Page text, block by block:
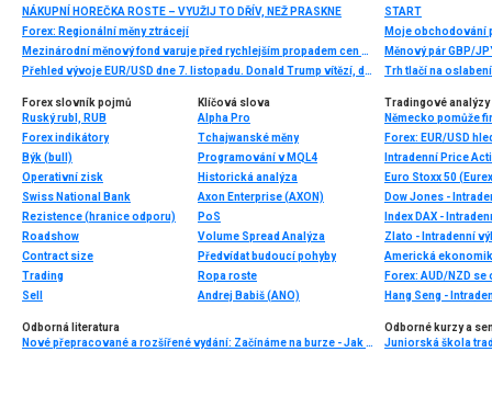
NÁKUPNÍ HOREČKA ROSTE – VYUŽIJ TO DŘÍV, NEŽ PRASKNE
Forex: Regionální měny ztrácejí
Mezinárodní měnový fond varuje před rychlejším propadem cen nemovitostí
Přehled vývoje EUR/USD dne 7. listopadu. Donald Trump vítězí, dolar posiluje
START
Moje obchodování
Měnový pár GBP/
Trh tlačí na
Forex slovník pojmů
Ruský rubl, RUB
Forex indikátory
Býk (bull)
Operativní zisk
Swiss National Bank
Rezistence (hranice odporu)
Roadshow
Contract size
Trading
Sell
Klíčová slova
Alpha Pro
Tchajwanské měny
Programování v MQL4
Historická analýza
Axon Enterprise (AXON)
PoS
Volume Spread Analýza
Předvídat budoucí pohyby
Ropa roste
Andrej Babiš (ANO)
Tradingové analýzy
Forex: EUR/USD
Intradenní Price
Euro Stoxx 50
Dow Jones -
Index DAX -
Zlato - Intradenní
Americká
Forex: AUD/NZD
Hang Seng -
Odborná literatura
Nové přepracované a rozšířené vydání: Začínáme na burze - Jak uspět při obchodování na finančních trzích (3. vydání) - BESTSELLER
Odborné kurzy a
Juniorská škola